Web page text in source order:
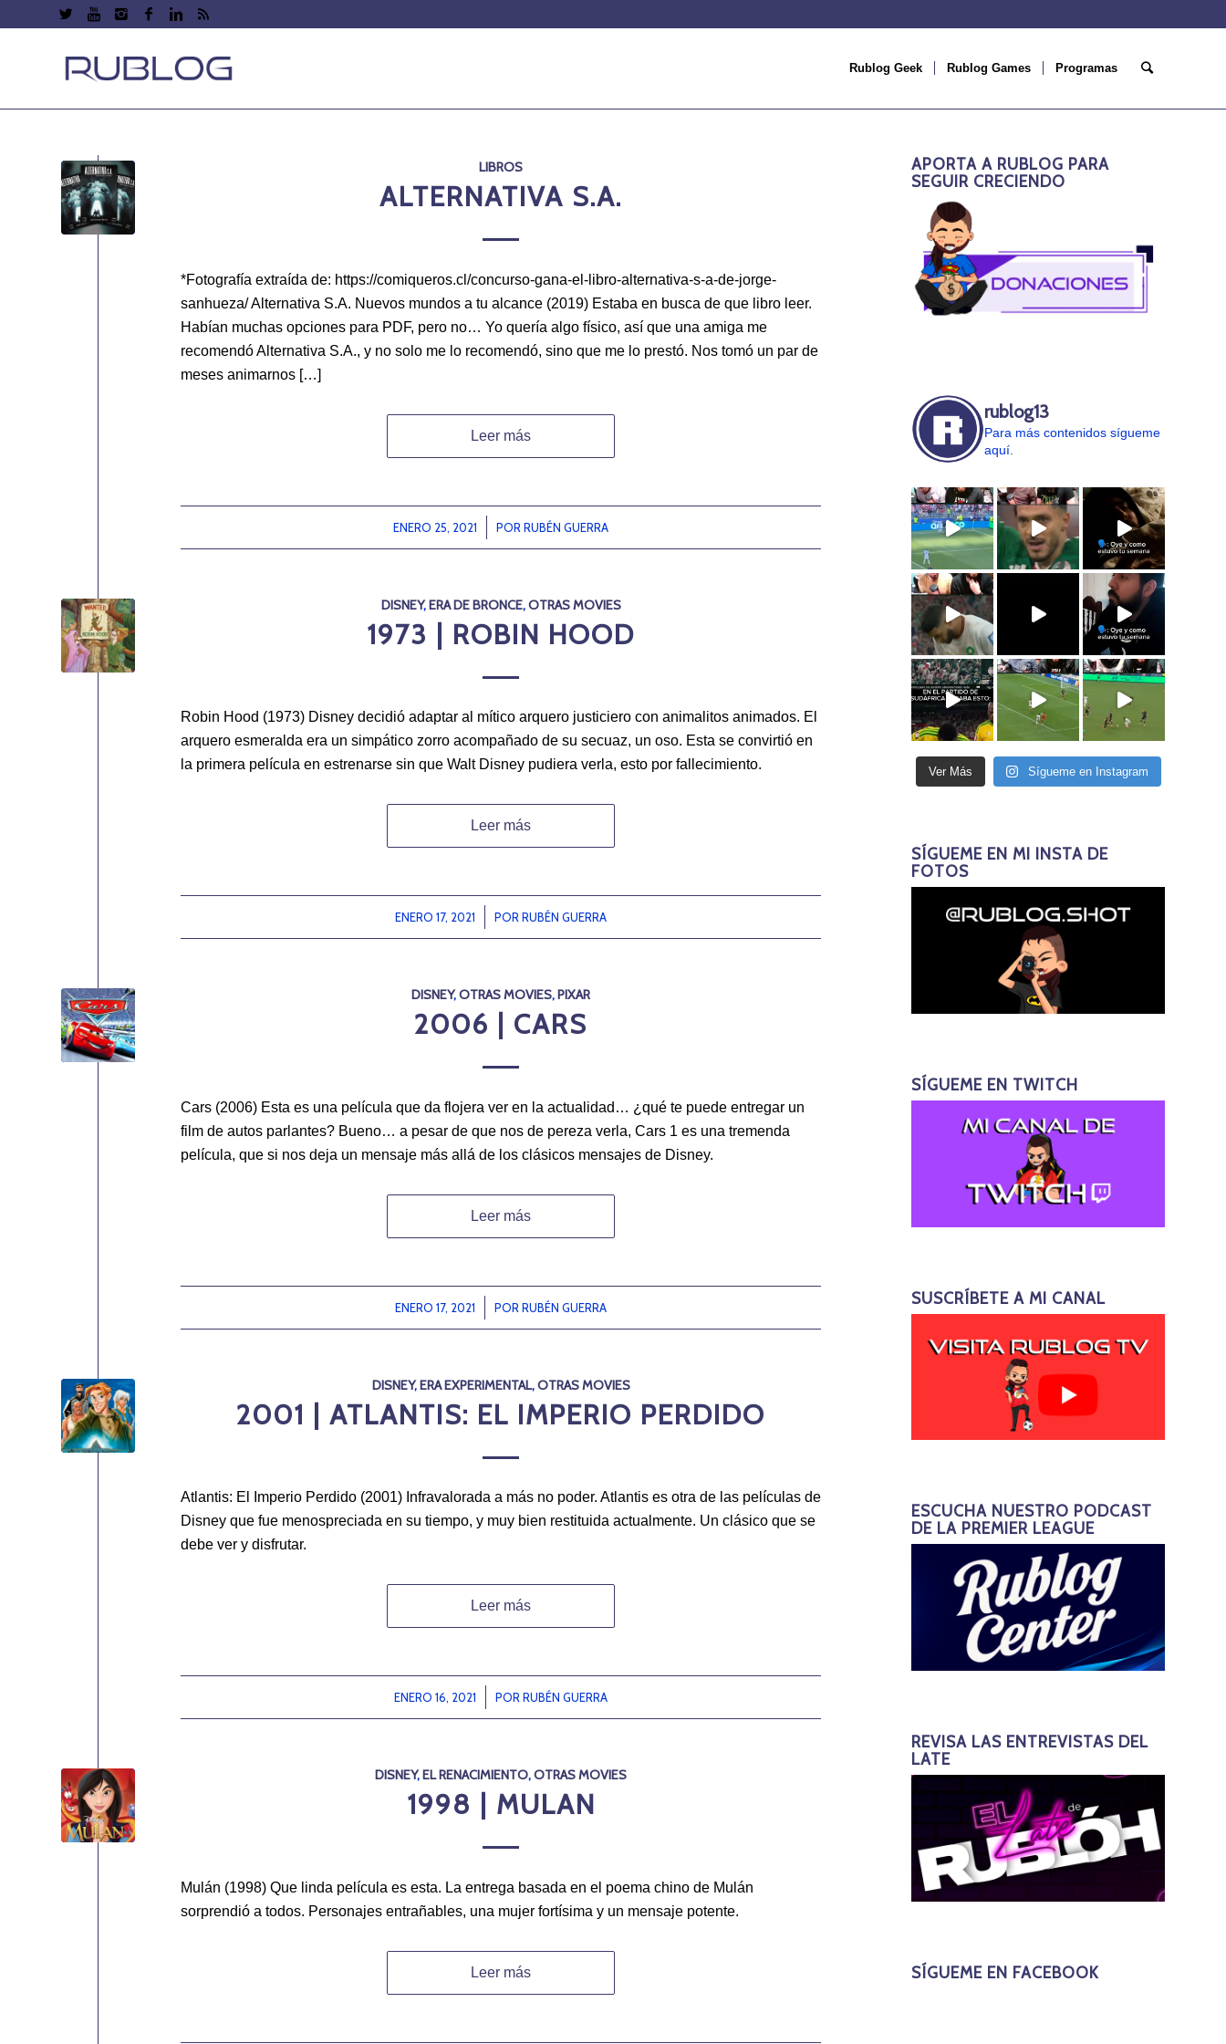
Rublog Geek Rublog Games Programas
LIBROS
ALTERNATIVA S.A.
*Fotografía extraída de: https://comiqueros.cl/concurso-gana-el-libro-alternativa-s-a-de-jorge-
sanhueza/ Alternativa S.A. Nuevos mundos a tu alcance (2019) Estaba en busca de que libro leer.
Habían muchas opciones para PDF, pero no… Yo quería algo físico, así que una amiga me
recomendó Alternativa S.A., y no solo me lo recomendó, sino que me lo prestó. Nos tomó un par de
meses animarnos […]
Leer más
ENERO 25, 2021
/ PORRUBÉN GUERRA
DISNEY,ERA DE BRONCE,OTRAS MOVIES
1973 | ROBIN HOOD
Robin Hood (1973) Disney decidió adaptar al mítico arquero justiciero con animalitos animados. El
arquero esmeralda era un simpático zorro acompañado de su secuaz, un oso. Esta se convirtió en
la primera película en estrenarse sin que Walt Disney pudiera verla, esto por fallecimiento.
Leer más
ENERO 17, 2021
/ PORRUBÉN GUERRA
DISNEY,OTRAS MOVIES,PIXAR
2006 | CARS
Cars (2006) Esta es una película que da flojera ver en la actualidad… ¿qué te puede entregar un
film de autos parlantes? Bueno… a pesar de que nos de pereza verla, Cars 1 es una tremenda
película, que si nos deja un mensaje más allá de los clásicos mensajes de Disney.
Leer más
ENERO 17, 2021
/ PORRUBÉN GUERRA
DISNEY,ERA EXPERIMENTAL,OTRAS MOVIES
2001 | ATLANTIS: EL IMPERIO PERDIDO
Atlantis: El Imperio Perdido (2001) Infravalorada a más no poder. Atlantis es otra de las películas de
Disney que fue menospreciada en su tiempo, y muy bien restituida actualmente. Un clásico que se
debe ver y disfrutar.
Leer más
ENERO 16, 2021
/ PORRUBÉN GUERRA
DISNEY, EL RENACIMIENTO,OTRAS MOVIES
1998 | MULAN
Mulán (1998) Que linda película es esta. La entrega basada en el poema chino de Mulán
sorprendió a todos. Personajes entrañables, una mujer fortísima y un mensaje potente.
Leer más
APORTA A RUBLOG PARA
SEGUIR CRECIENDO
rublog13
Para más contenidos sígueme
aquí.
Ver Más Sígueme en Instagram
SÍGUEME EN MI INSTA DE
FOTOS
SÍGUEME EN TWITCH
SUSCRÍBETE A MI CANAL
ESCUCHA NUESTRO PODCAST
DE LA PREMIER LEAGUE
REVISA LAS ENTREVISTAS DEL
LATE
SÍGUEME EN FACEBOOK